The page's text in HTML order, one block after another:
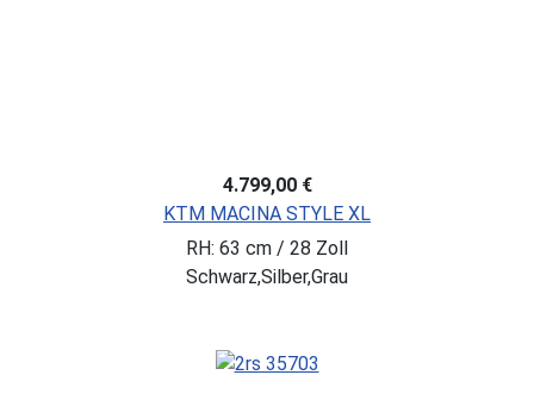
4.799,00 €
KTM MACINA STYLE XL
RH: 63 cm / 28 Zoll
Schwarz,Silber,Grau